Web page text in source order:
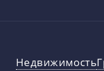
Недвижимость